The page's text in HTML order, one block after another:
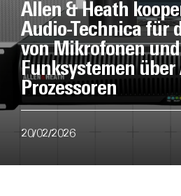
Allen & Heath
Audio-Technica für
von Mikrofonen und
Funksystemen
Prozessoren
20/02/2026